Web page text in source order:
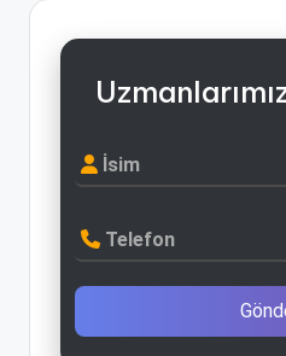
İsim
Telefon